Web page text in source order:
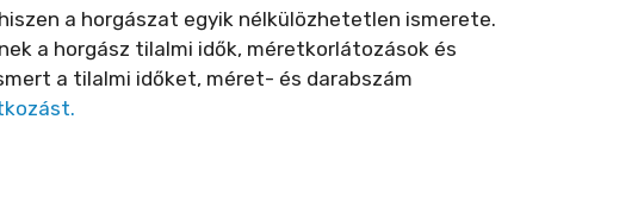
a horgászat egyik nélkülözhetetlen ismerete.
a horgász tilalmi idők, méretkorlátozások és
a tilalmi időket, méret- és darabszám